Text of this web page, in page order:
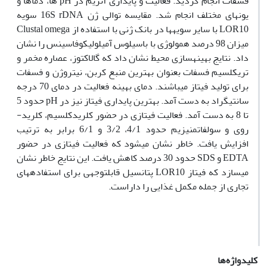
یون­های مختلف انجام شد. مقایسه توالی ژن 16S rDNA سویه
LOR10باسایرسویه­هادربانکژنیبا استفادهازClustal omega
میزان98درصدهمولوژیباباسیلوسآمیلولیکوفاسینسرانشان
داد.نتایجبهینه­سازیمحیطنشاندادکهگالاکتوز، عصارهمخمرو
تری­کلسیمفسفاتبعنوانبهترینمنبعکربن،نیتروژنوفسفات
برایتولیدفیتازمی­باشند. دمایبهینه فعالیتدردمای70 درجه
سانتی­گرادبهدستآمد.بهترین پایداری فیتاز نیز درpH
حدود 5
تا 8 به دست آمد. فعالیت فیتازی در حضور کلرید­کلسیم، کلرید­
روی و سولفات­منیزیم حدود 4/1، 3/2 و 6/1 برابر به ترتیب
افزایش یافت. خاطر نشان می­شود که فعالیت فیتازی در حضور
EDTAوSDSحدود30درصدکاهشیافت.ایننتایجخاطرنشان
می­سازد که فیتازLOR10پتانسیل قابل­توجهی برای استفاده­های
تجاری از جمله مکمل غذایی را داراست.
کلیدواژه‌ها